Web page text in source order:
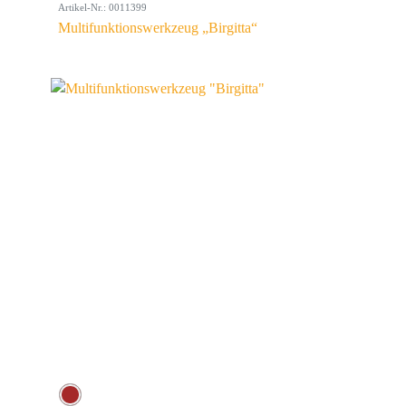
Artikel-Nr.: 0011399
Multifunktionswerkzeug „Birgitta“